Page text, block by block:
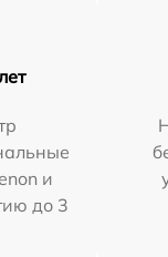
и
до 3